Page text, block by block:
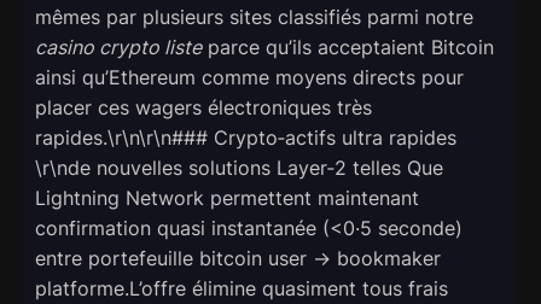
mêmes par plusieurs sites classifiés parmi notre
casino crypto listeparce qu’ils acceptaient Bitcoin
ainsi qu’Ethereum comme moyens directs pour
placer ces wagers électroniques très
rapides.\r\n\r\n### Crypto‑actifs ultra rapides
\r\nde nouvelles solutions Layer‑2 telles Que
Lightning Network permettent maintenant
confirmation quasi instantanée (<0·5 seconde)
entre portefeuille bitcoin user → bookmaker
platforme.L’offre élimine quasiment tous frais